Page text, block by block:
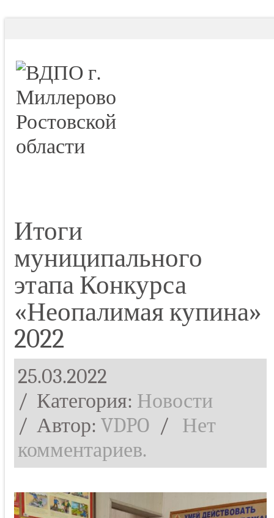
Итоги
муниципального
этапа Конкурса
«Неопалимая купина»
2022
25.03.2022
/ Категория: Новости
/ Автор: VDPO / Нет
комментариев.